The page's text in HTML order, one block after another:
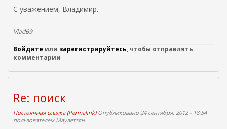
С уважением, Владимир.
Vlad69
Войдите или зарегистрируйтесь, чтобы отправлять
комментарии
Re: поиск
Постоянная ссылка (Permalink)Опубликовано 24 сентября, 2012 - 18:54
пользователем Маулетзян